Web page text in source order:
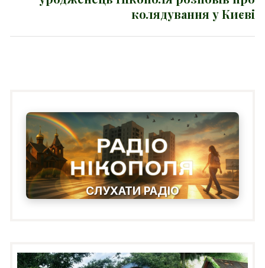
колядування у Києві
СЛУХАТИ РАДІО